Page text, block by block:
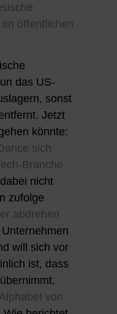
öffentlichen
das US-
sonst
Jetzt
könnte:
sich
Branche
nicht
zufolge
abdrehen
will sich vor
ist, dass
von